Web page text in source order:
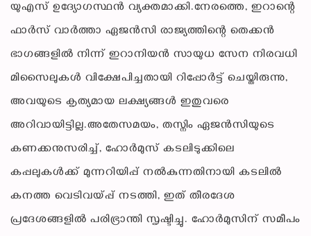
യുഎസ് ഉദ്യോഗസ്ഥൻ വ്യക്തമാക്കി.നേരത്തെ, ഇറാന്റെ
ഫാർസ് വാർത്താ ഏജൻസി രാജ്യത്തിന്റെ തെക്കൻ
ഭാഗങ്ങളിൽ നിന്ന് ഇറാനിയൻ സായുധ സേന നിരവധി
മിസൈലുകൾ വിക്ഷേപിച്ചതായി റിപ്പോർട്ട് ചെയ്തിരുന്നു,
അവയുടെ കൃത്യമായ ലക്ഷ്യങ്ങൾ ഇതുവരെ
അറിവായിട്ടില്ല.അതേസമയം, തസ്നിം ഏജൻസിയുടെ
കണക്കനുസരിച്ച്, ഹോർമുസ് കടലിടുക്കിലെ
കപ്പലുകൾക്ക് മുന്നറിയിപ്പ് നൽകുന്നതിനായി കടലിൽ
കനത്ത വെടിവയ്പ്പ് നടത്തി, ഇത് തീരദേശ
പ്രദേശങ്ങളിൽ പരിഭ്രാന്തി സൃഷ്ടിച്ചു. ഹോർമുസിന് സമീപം